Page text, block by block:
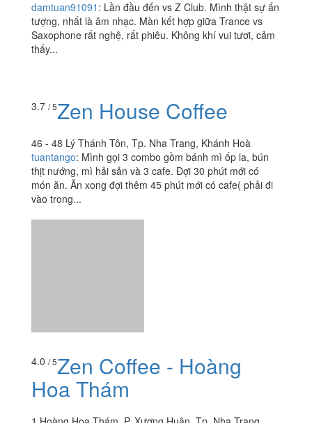
4.4/ 5Zima Club
Trần Phú, Tp. Nha Trang, Khánh Hoà
thấy...
3.7/ 5Zen House Coffee
46 - 48 Lý Thánh Tôn, Tp. Nha Trang, Khánh Hoà
Hoa Thám
1 Hoàng Hoa Thám, P. Xương Huân, Tp. Nha Trang,
Khánh Hoà
foodee_e11555c1: Anh là ai? Sao lại ngồi một mình Em
hai mình! Sao lại ngồi cô đơn.????????????